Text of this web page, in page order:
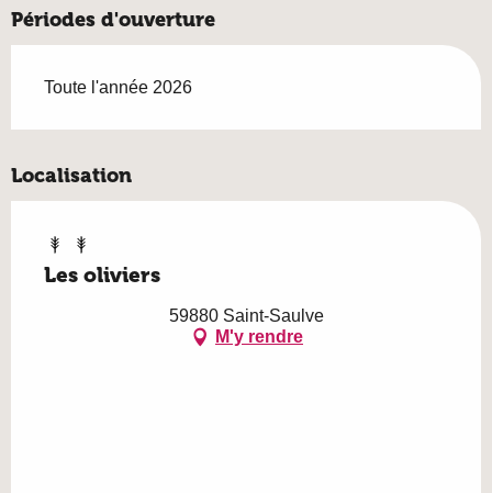
Périodes d'ouverture
Toute l'année 2026
Localisation
Les oliviers
59880 Saint-Saulve
M'y rendre